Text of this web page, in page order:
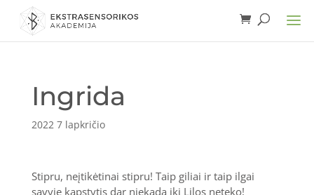
Ingrida
2022 7 lapkričio
Stipru, neįtikėtinai stipru! Taip giliai ir taip ilgai
savyje kapstytis dar niekada iki Lilos neteko!